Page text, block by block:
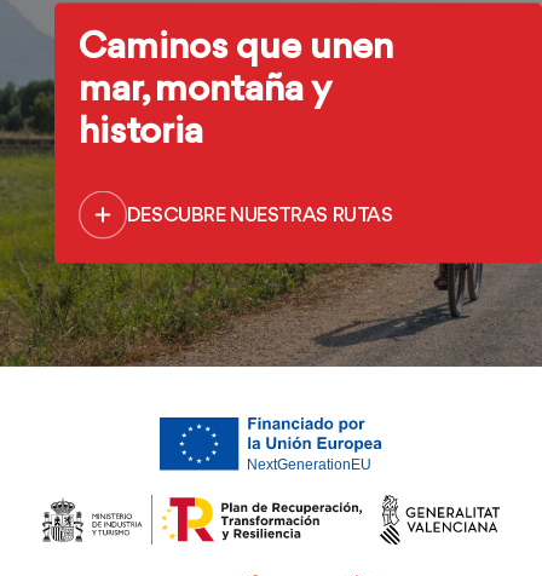
Caminos que unen
mar, montaña y
historia
DESCUBRE NUESTRAS RUTAS